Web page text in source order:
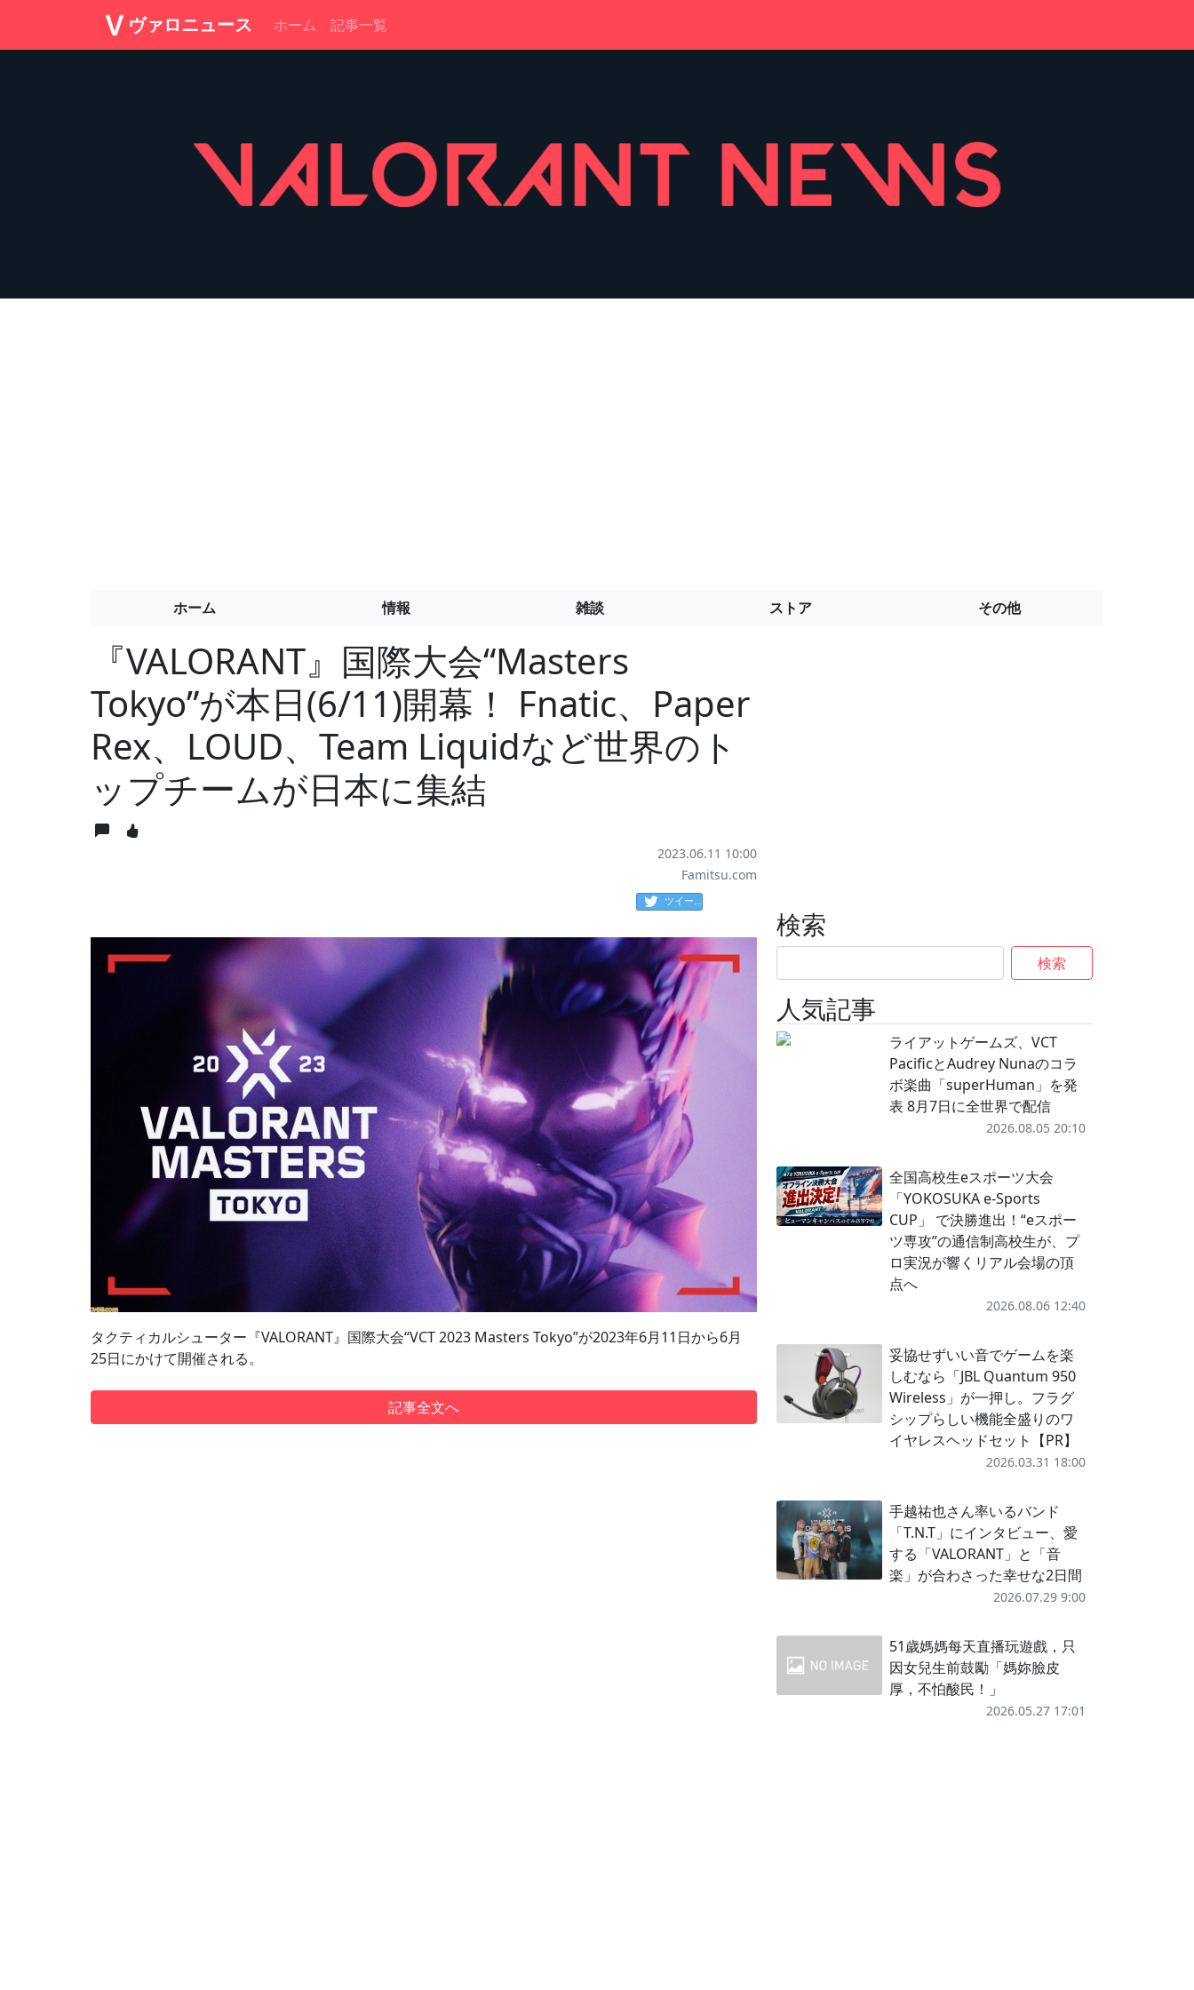
ヴァロニュース ホーム 記事一覧
ホーム 情報 雑談 ストア その他
『VALORANT』国際大会“Masters
Tokyo”が本日(6/11)開幕！ Fnatic、Paper
Rex、LOUD、Team Liquidなど世界のト
ップチームが日本に集結
2023.06.11 10:00
Famitsu.com
ツイート
タクティカルシューター『VALORANT』国際大会“VCT 2023 Masters Tokyo”が2023年6月11日から6月
25日にかけて開催される。
記事全文へ
検索
検索
人気記事
ライアットゲームズ、VCT
PacificとAudrey Nunaのコラ
ボ楽曲「superHuman」を発
表 8月7日に全世界で配信
2026.08.05 20:10
全国高校生eスポーツ大会
「YOKOSUKA e-Sports
CUP」 で決勝進出！“eスポー
ツ専攻”の通信制高校生が、プ
ロ実況が響くリアル会場の頂
点へ
2026.08.06 12:40
妥協せずいい音でゲームを楽
しむなら「JBL Quantum 950
Wireless」が一押し。フラグ
シップらしい機能全盛りのワ
イヤレスヘッドセット【PR】
2026.03.31 18:00
手越祐也さん率いるバンド
「T.N.T」にインタビュー、愛
する「VALORANT」と「音
楽」が合わさった幸せな2日間
2026.07.29 9:00
51歲媽媽每天直播玩遊戲，只
因女兒生前鼓勵「媽妳臉皮
厚，不怕酸民！」
2026.05.27 17:01